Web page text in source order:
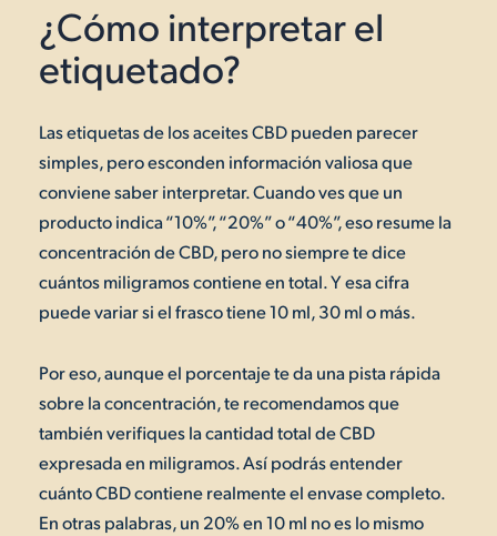
¿Cómo interpretar el
etiquetado?
Las etiquetas de los aceites CBD pueden parecer
simples, pero esconden información valiosa que
conviene saber interpretar. Cuando ves que un
producto indica “10%”, “20%” o “40%”, eso resume la
concentración de CBD, pero no siempre te dice
cuántos miligramos contiene en total. Y esa cifra
puede variar si el frasco tiene 10 ml, 30 ml o más.
Por eso, aunque el porcentaje te da una pista rápida
sobre la concentración, te recomendamos que
también verifiques la cantidad total de CBD
expresada en miligramos. Así podrás entender
cuánto CBD contiene realmente el envase completo.
En otras palabras, un 20% en 10 ml no es lo mismo